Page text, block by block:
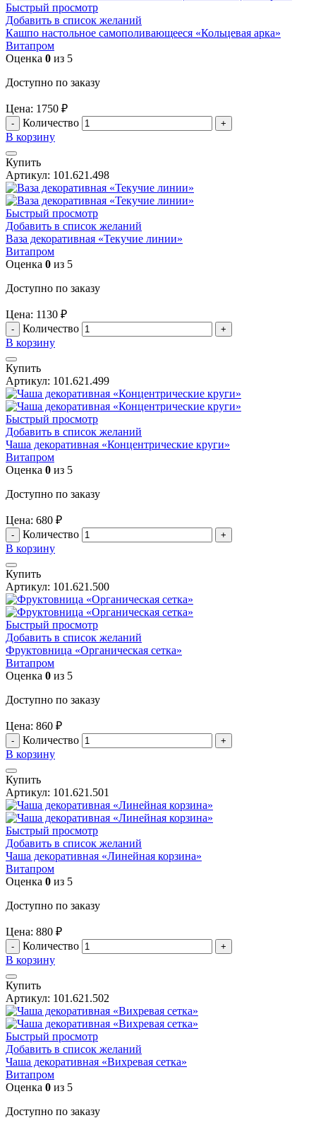
Быстрый просмотр
Добавить в список желаний
Кашпо настольное самополивающееся «Кольцевая арка»
Витапром
Оценка 0 из 5
Доступно по заказу
Цена: 1750 ₽
Количество
В корзину
Купить
Артикул: 101.621.498
Быстрый просмотр
Добавить в список желаний
Ваза декоративная «Текучие линии»
Витапром
Оценка 0 из 5
Доступно по заказу
Цена: 1130 ₽
Количество
В корзину
Купить
Артикул: 101.621.499
Быстрый просмотр
Добавить в список желаний
Чаша декоративная «Концентрические круги»
Витапром
Оценка 0 из 5
Доступно по заказу
Цена: 680 ₽
Количество
В корзину
Купить
Артикул: 101.621.500
Быстрый просмотр
Добавить в список желаний
Фруктовница «Органическая сетка»
Витапром
Оценка 0 из 5
Доступно по заказу
Цена: 860 ₽
Количество
В корзину
Купить
Артикул: 101.621.501
Быстрый просмотр
Добавить в список желаний
Чаша декоративная «Линейная корзина»
Витапром
Оценка 0 из 5
Доступно по заказу
Цена: 880 ₽
Количество
В корзину
Купить
Артикул: 101.621.502
Быстрый просмотр
Добавить в список желаний
Чаша декоративная «Вихревая сетка»
Витапром
Оценка 0 из 5
Доступно по заказу